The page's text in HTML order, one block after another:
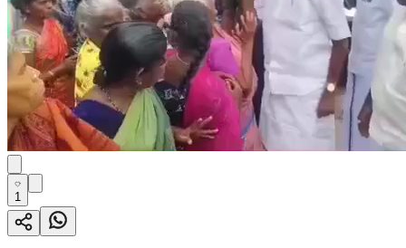
1